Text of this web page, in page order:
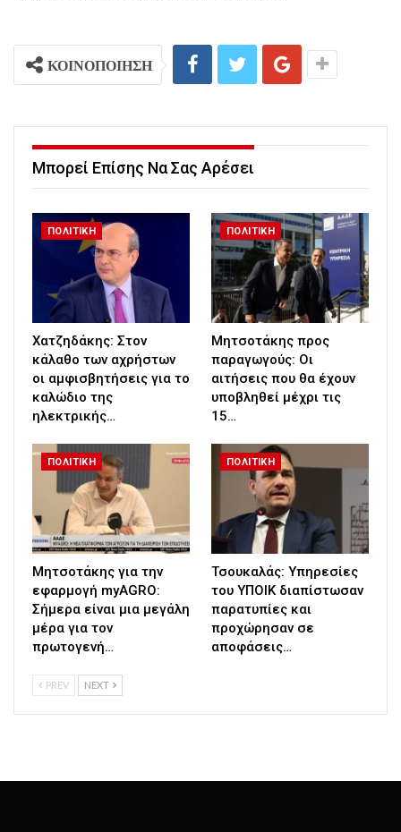
ΚΟΙΝΟΠΟΙΗΣΗ
Μπορεί Επίσης Να Σας Αρέσει
ΠΟΛΙΤΙΚΗ
Χατζηδάκης: Στον
κάλαθο των αχρήστων
οι αμφισβητήσεις για το
καλώδιο της
ηλεκτρικής…
ΠΟΛΙΤΙΚΗ
Μητσοτάκης προς
παραγωγούς: Οι
αιτήσεις που θα έχουν
υποβληθεί μέχρι τις
15…
ΠΟΛΙΤΙΚΗ
Μητσοτάκης για την
εφαρμογή myAGRO:
Σήμερα είναι μια μεγάλη
μέρα για τον
πρωτογενή…
ΠΟΛΙΤΙΚΗ
Τσουκαλάς: Υπηρεσίες
του ΥΠΟΙΚ διαπίστωσαν
παρατυπίες και
προχώρησαν σε
αποφάσεις…
PREV NEXT